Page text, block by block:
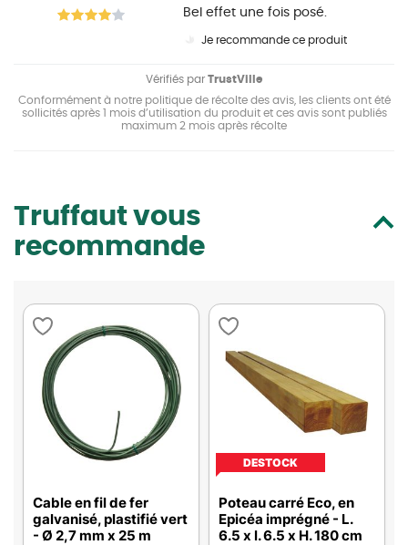
Bel effet une fois posé.
Je recommande ce produit
Vérifiés par TrustVille
Conformément à notre politique de récolte des avis, les clients ont été
sollicités après 1 mois d’utilisation du produit et ces avis sont publiés
maximum 2 mois après récolte
Truffaut vous
recommande
Cable en fil de fer
galvanisé, plastifié vert
- Ø 2,7 mm x 25 m
DESTOCK
Poteau carré Eco, en
Epicéa imprégné - L.
6.5 x l. 6.5 x H. 180 cm